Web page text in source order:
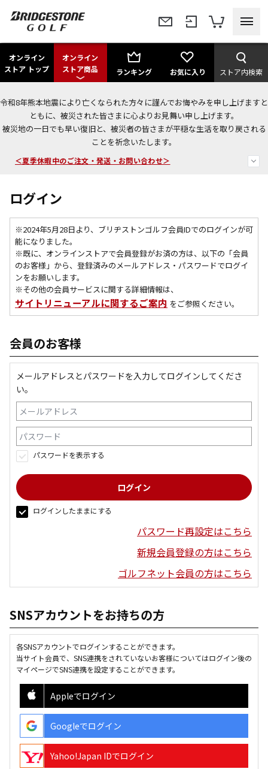
オンライン
ストア トップ
オンライン
ストア商品
ランキング お気に入り ストア内検索
令和8年熊本地震により亡くなられた方々に謹んでお悔やみを申し上げますと
ともに、被災された皆さまに心よりお見舞い申し上げます。
被災地の一日でも早い復旧と、被災者の皆さまが平穏な生活を取り戻される
ことを祈念いたします。
今なら新規会員登録で1,000円OFFクーポンプレゼント！
＜商品配送に関するお知らせ＞
＜夏季休暇中のご注文・発送・お問い合わせ＞
ログイン
※2024年5月28日より、ブリヂストンゴルフ会員IDでのログインが可
能になりました。
※既に、 オンラインストアで会員登録がお済の方は、以下の「会員
のお客様」から、登録済みのメールアドレス・パスワードでログイ
ンをお願いします。
※その他の会員サービスに関する詳細情報は、
サイトリニューアルに関するご案内 をご参照ください。
会員のお客様
メールアドレスとパスワードを入力してログインしてくださ
い。
パスワードを表示する
ログインしたままにする
パスワード再設定はこちら
新規会員登録の方はこちら
ゴルフネット会員の方はこちら
SNSアカウントをお持ちの方
各SNSアカウントでログインすることができます。
当サイト会員で、SNS連携をされていないお客様についてはログイン後の
マイページでSNS連携を設定することができます。
Appleでログイン
Googleでログイン
Yahoo!Japan IDでログイン